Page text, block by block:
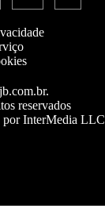
reservados
por InterMedia LLC